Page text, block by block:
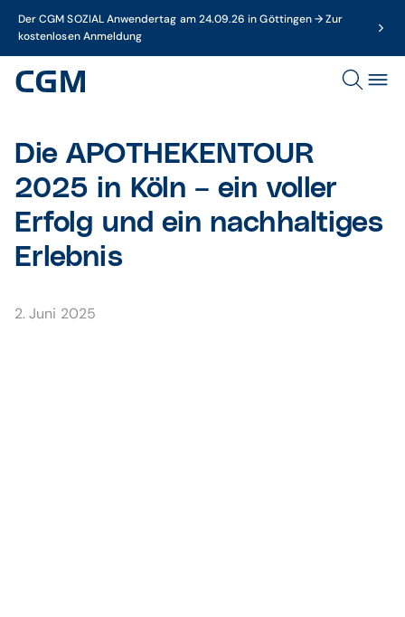
Der CGM SOZIAL Anwendertag am 24.09.26 in Göttingen → Zur
kostenlosen Anmeldung
Die APOTHEKENTOUR
2025 in Köln – ein voller
Erfolg und ein nachhaltiges
Erlebnis
2. Juni 2025